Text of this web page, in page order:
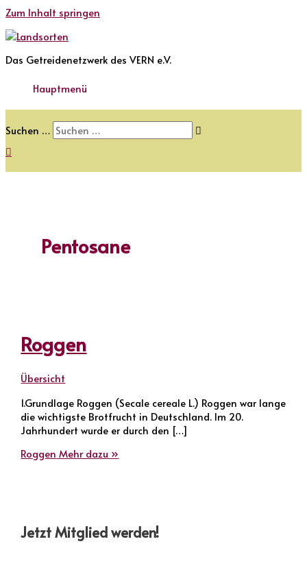
Zum Inhalt springen
Das Getreidenetzwerk des VERN e.V.
Hauptmenü
Suchen …
Pentosane
Roggen
Übersicht
1.Grundlage Roggen (Secale cereale L.) Roggen war lange
die wichtigste Brotfrucht in Deutschland. Im 20.
Jahrhundert wurde er durch den […]
Roggen Mehr dazu »
Jetzt Mitglied werden!